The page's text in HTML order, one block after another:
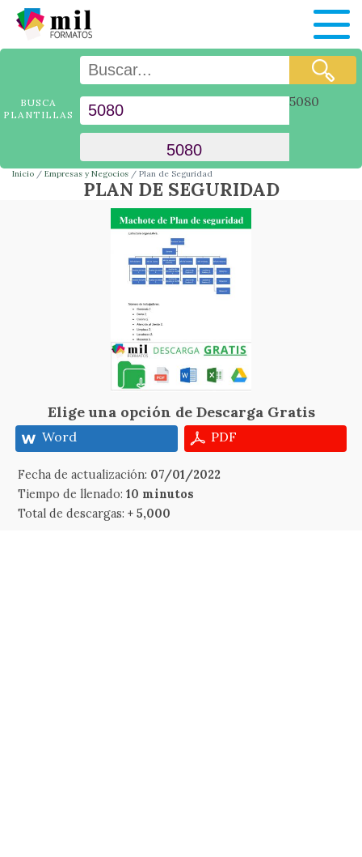
BUSCA
PLANTILLAS
5080
Inicio Empresas y Negocios Plan de Seguridad
PLAN DE SEGURIDAD
Elige una opción de Descarga Gratis
Word PDF
Fecha de actualización: 07/01/2022
Tiempo de llenado:10 minutos
Total de descargas:+ 5,000